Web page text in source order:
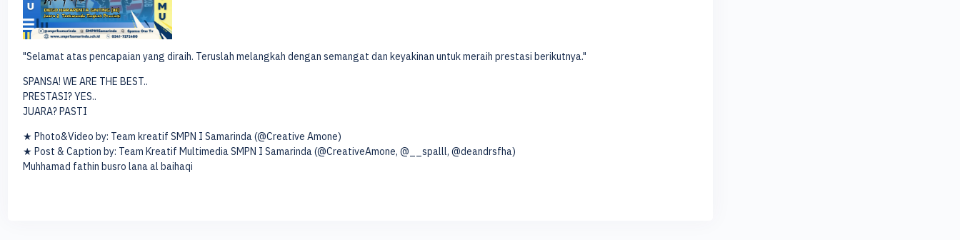
"Selamat atas pencapaian yang diraih. Teruslah melangkah dengan semangat dan keyakinan untuk meraih prestasi berikutnya."
SPANSA! WE ARE THE BEST..
PRESTASI? YES..
JUARA? PASTI
★ Photo&Video by: Team kreatif SMPN I Samarinda (@Creative Amone)
★ Post & Caption by: Team Kreatif Multimedia SMPN I Samarinda (@CreativeAmone, @__spalll, @deandrsfha)
Muhhamad fathin busro lana al baihaqi